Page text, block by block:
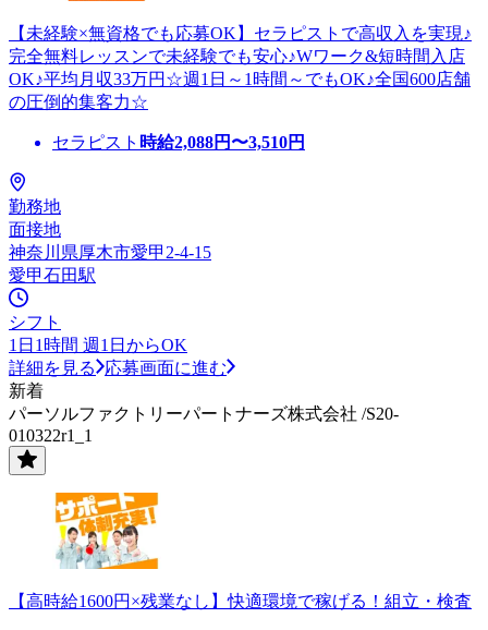
【未経験×無資格でも応募OK】セラピストで高収入を実現♪
完全無料レッスンで未経験でも安心♪Wワーク&短時間入店
OK♪平均月収33万円☆週1日～1時間～でもOK♪全国600店舗
の圧倒的集客力☆
セラピスト 時給2,088円〜3,510円
勤務地
面接地
神奈川県厚木市愛甲2-4-15
愛甲石田駅
シフト
1日1時間 週1日からOK
詳細を見る
応募画面に進む
新着
パーソルファクトリーパートナーズ株式会社 /S20-
010322r1_1
【高時給1600円×残業なし】快適環境で稼げる！組立・検査